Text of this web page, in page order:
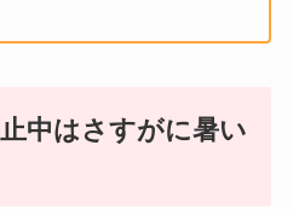
中はさすがに暑い